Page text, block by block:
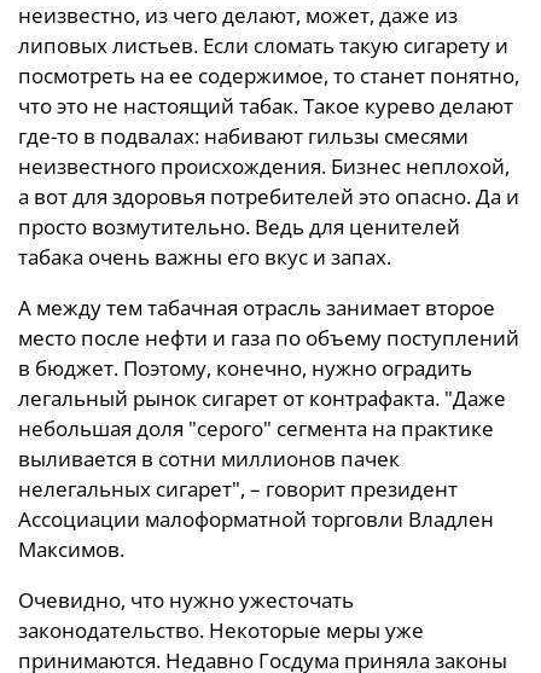
неизвестно, из чего делают, может, даже из
липовых листьев. Если сломать такую сигарету и
посмотреть на ее содержимое, то станет понятно,
что это не настоящий табак. Такое курево делают
где-то в подвалах: набивают гильзы смесями
неизвестного происхождения. Бизнес неплохой,
а вот для здоровья потребителей это опасно. Да и
просто возмутительно. Ведь для ценителей
табака очень важны его вкус и запах.
А между тем табачная отрасль занимает второе
место после нефти и газа по объему поступлений
в бюджет. Поэтому, конечно, нужно оградить
легальный рынок сигарет от контрафакта. "Даже
небольшая доля "серого" сегмента на практике
выливается в сотни миллионов пачек
нелегальных сигарет", – говорит президент
Ассоциации малоформатной торговли Владлен
Максимов.
Очевидно, что нужно ужесточать
законодательство. Некоторые меры уже
принимаются. Недавно Госдума приняла законы